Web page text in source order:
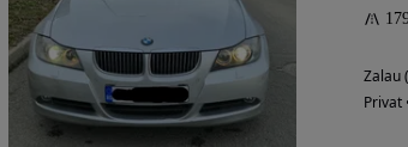
Zalau
Privat